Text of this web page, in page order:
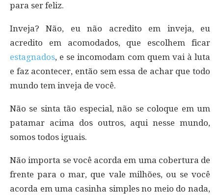
para ser feliz.
Inveja? Não, eu não acredito em inveja, eu
acredito em acomodados, que escolhem ficar
estagnados, e se incomodam com quem vai à luta
e faz acontecer, então sem essa de achar que todo
mundo tem inveja de você.
Não se sinta tão especial, não se coloque em um
patamar acima dos outros, aqui nesse mundo,
somos todos iguais.
Não importa se você acorda em uma cobertura de
frente para o mar, que vale milhões, ou se você
acorda em uma casinha simples no meio do nada,